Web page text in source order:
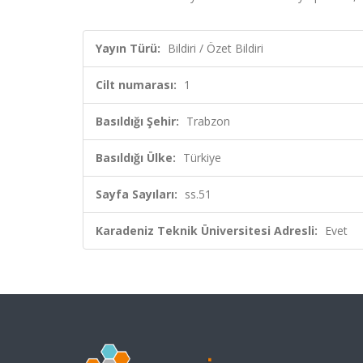
Yayın Türü: Bildiri / Özet Bildiri
Cilt numarası: 1
Basıldığı Şehir: Trabzon
Basıldığı Ülke: Türkiye
Sayfa Sayıları: ss.51
Karadeniz Teknik Üniversitesi Adresli: Evet